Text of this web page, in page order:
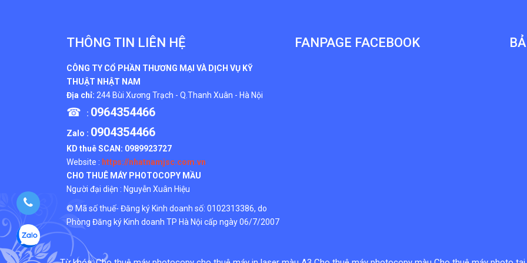
THÔNG TIN LIÊN HỆ
CÔNG TY CỔ PHẦN THƯƠNG MẠI VÀ DỊCH VỤ KỸ
THUẬT NHẬT NAM
Địa chỉ: 244 Bùi Xương Trạch - Q.Thanh Xuân - Hà Nội
☎ : 0964354466
Zalo : 0904354466
KD thuê SCAN: 0989923727
Website : https://nhatnamjsc.com.vn
CHO THUÊ MÁY PHOTOCOPY MẦU
Người đại diện : Nguyễn Xuân Hiệu
© Mã số thuế- Đăng ký Kinh doanh số: 0102313386, do
Phòng Đăng ký Kinh doanh TP Hà Nội cấp ngày 06/7/2007
FANPAGE FACEBOOK